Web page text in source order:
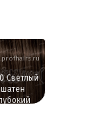
Светлый
шатен